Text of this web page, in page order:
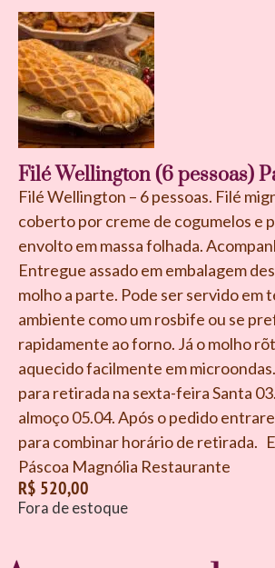
Filé Wellington (6 pessoas)
Filé Wellington – 6 pessoas. Filé
coberto por creme de cogumelos e
envolto em massa folhada.
Entregue assado em embalagem
molho a parte. Pode ser servido em
ambiente como um rosbife ou se
rapidamente ao forno. Já o molho
aquecido facilmente em
para retirada na sexta-feira Santa
almoço 05.04. Após o pedido
para combinar horário de retirada.
Páscoa Magnólia Restaurante
R$ 520,00
Fora de estoque